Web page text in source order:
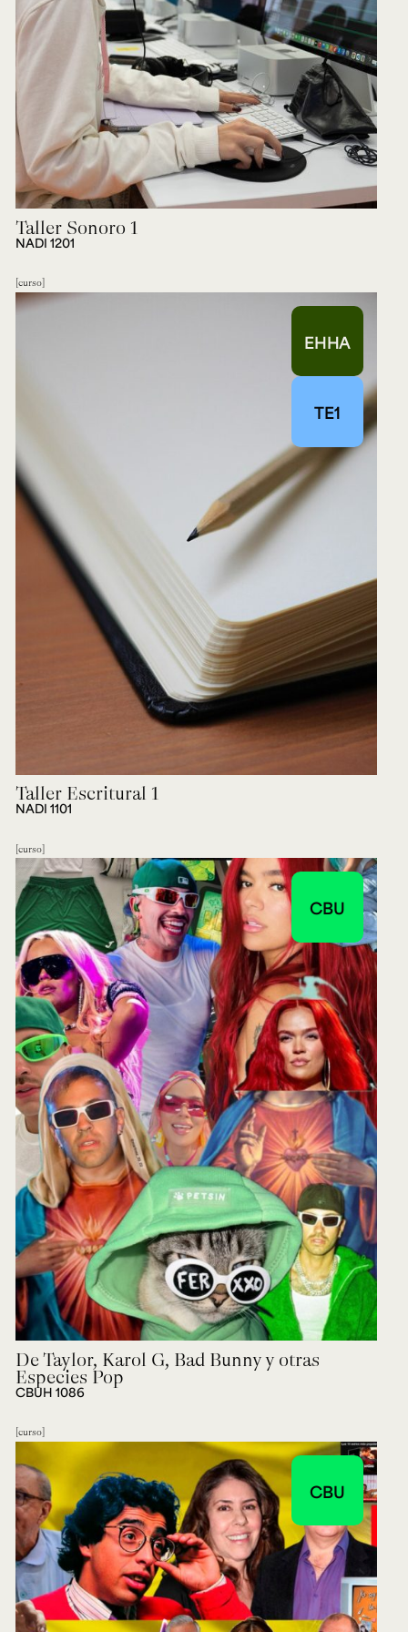
Taller Sonoro 1
NADI 1201
curso
EHHA
TE1
Taller Escritural 1
NADI 1101
curso
CBU
De Taylor, Karol G, Bad Bunny y otras
Especies Pop
CBUH 1086
curso
CBU